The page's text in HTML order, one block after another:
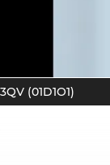
(01D1O1)